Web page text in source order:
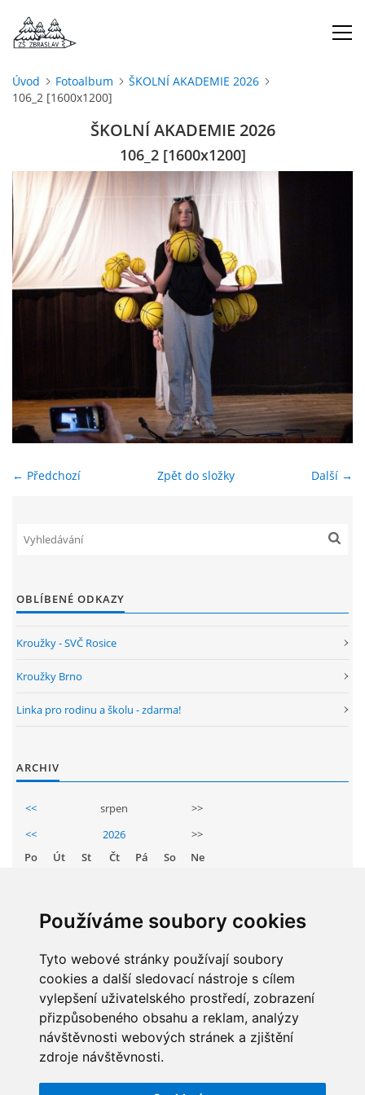
Používáme soubory cookies
Tyto webové stránky používají soubory
cookies a další sledovací nástroje s cílem
vylepšení uživatelského prostředí, zobrazení
přizpůsobeného obsahu a reklam, analýzy
návštěvnosti webových stránek a zjištění
zdroje návštěvnosti.
ÚVOD
ŠKOLNÍ ROK
DOKUMENTY
ŠKOLSKÁ RADA
ENVIRONMENTÁLNÍ VÝCHOVA
FOTOALBUM
ŠKOLNÍ JÍDELNA
ARCHIV
KROUŽKY
NEPOTŘEBNÝ MAJETEK
NAUČNÁ STEZKA ZBRASLAV
Úvod Fotoalbum
ŠKOLNÍ AKADEMIE 2026
106_2 [1600x1200]
ŠKOLNÍ AKADEMIE 2026
106_2 [1600x1200]
← Předchozí Další →
Zpět do složky
OBLÍBENÉ ODKAZY
Kroužky - SVČ Rosice
Kroužky Brno
Linka pro rodinu a školu - zdarma!
ARCHIV
<< srpen
>>
<<
2026
>>
Po
Út St Čt Pá So
Ne
11 12 13 14 15
16
18 19 20 21 22
23
25 26 27 28 29
30
STATISTIKY